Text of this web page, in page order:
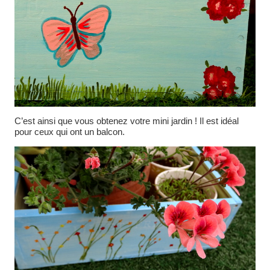
C’est ainsi que vous obtenez votre mini jardin ! Il est idéal
pour ceux qui ont un balcon.